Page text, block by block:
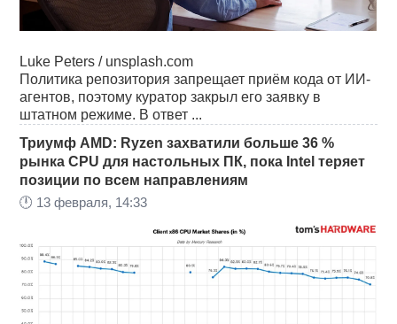
Luke Peters / unsplash.com
Политика репозитория запрещает приём кода от ИИ-
агентов, поэтому куратор закрыл его заявку в
штатном режиме. В ответ ...
Триумф AMD: Ryzen захватили больше 36 %
рынка CPU для настольных ПК, пока Intel теряет
позиции по всем направлениям
🕛 13 февраля, 14:33